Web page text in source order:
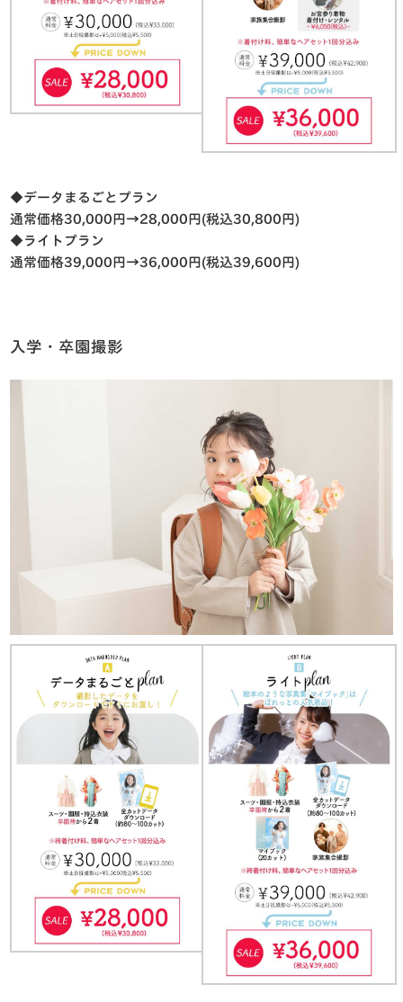
◆データまるごとプラン
通常価格30,000円→28,000円(税込30,800円)
◆ライトプラン
通常価格39,000 円 →36,000 円 (税込39,600 円)
入学・卒園撮影